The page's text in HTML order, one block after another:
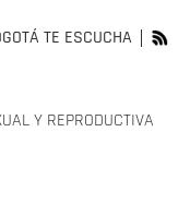
TE ESCUCHA
Y REPRODUCTIVA